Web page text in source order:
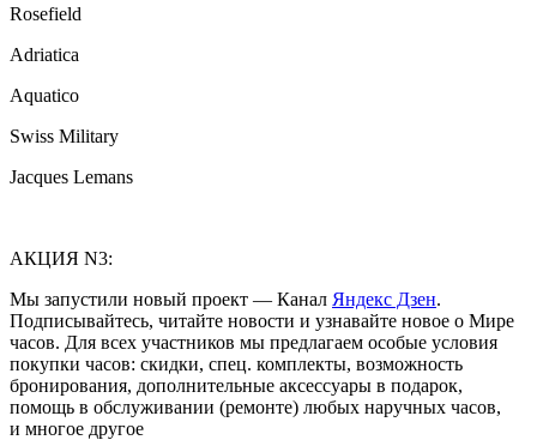
Rosefield
Adriatica
Aquatico
Swiss Military
Jacques Lemans
АКЦИЯ N3:
Мы запустили новый проект — Канал Яндекс Дзен.
Подписывайтесь, читайте новости и узнавайте новое о Мире
часов. Для всех участников мы предлагаем особые условия
покупки часов: скидки, спец. комплекты, возможность
бронирования, дополнительные аксессуары в подарок,
помощь в обслуживании (ремонте) любых наручных часов,
и многое другое